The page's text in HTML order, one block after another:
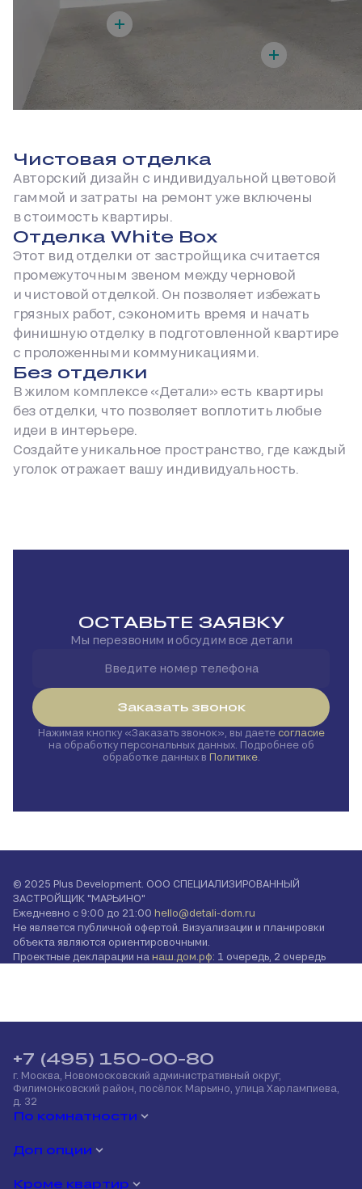
Чистовая отделка
Авторский дизайн с индивидуальной цветовой
гаммой и затраты на ремонт уже включены
в стоимость квартиры.
Отделка White Box
Этот вид отделки от застройщика считается
промежуточным звеном между черновой
и чистовой отделкой. Он позволяет избежать
грязных работ, сэкономить время и начать
финишную отделку в подготовленной квартире
с проложенными коммуникациями.
Без отделки
В жилом комплексе «Детали» есть квартиры
без отделки, что позволяет воплотить любые
идеи в интерьере.
Создайте уникальное пространство, где каждый
уголок отражает вашу индивидуальность.
ОСТАВЬТЕ ЗАЯВКУ
Мы перезвоним и обсудим все детали
Заказать звонок
Нажимая кнопку Заказать звонок , вы даете согласие
на обработку персональных данных. Подробнее об
обработке данных в Политике.
© 2025 Plus Development. ООО СПЕЦИАЛИЗИРОВАННЫЙ
ЗАСТРОЙЩИК "МАРЬИНО"
Ежедневно с 9:00 до 21:00 hello@detali-dom.ru
Не является публичной офертой. Визуализации и планировки
объекта являются ориентировочными.
Проектные декларации на наш.дом.рф: 1 очередь, 2 очередь
По комнатности
Доп опции
Кроме квартир
+7 (495) 150-00-80
г. Москва, Новомосковский административный округ,
Филимонковский район, посёлок Марьино, улица Харлампиева,
д. 32